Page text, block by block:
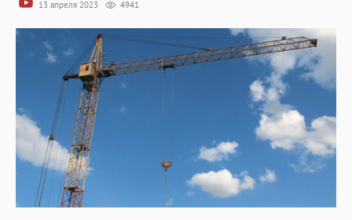
13 апреля 2023 4941